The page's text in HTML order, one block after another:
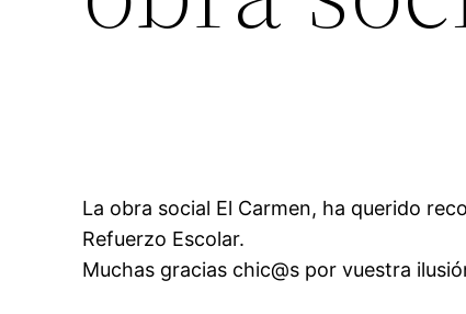
La obra social El Carmen, ha querido
Refuerzo Escolar.
Muchas gracias chic@s por vuestra